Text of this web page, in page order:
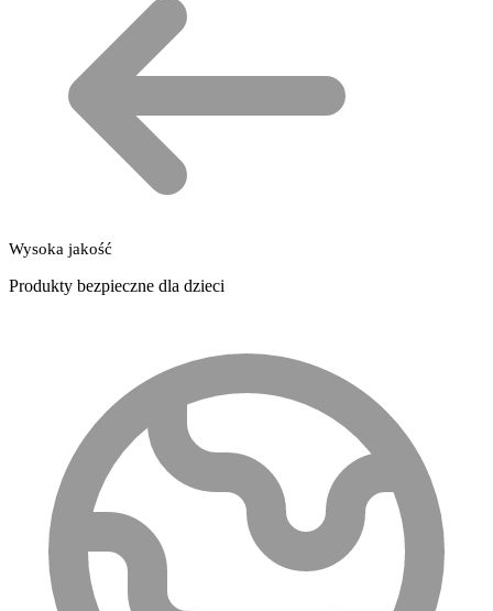
Wysoka jakość
Produkty bezpieczne dla dzieci